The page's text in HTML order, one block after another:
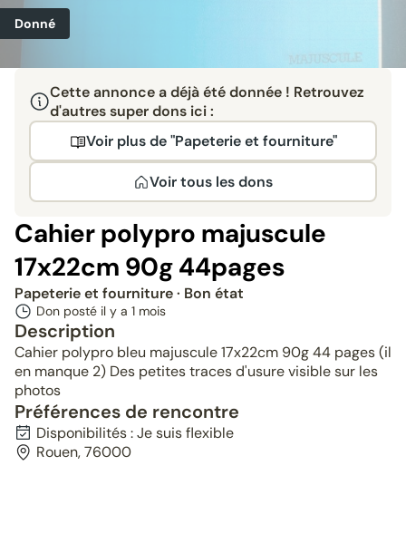
Donné
Cette annonce a déjà été donnée ! Retrouvez
d'autres super dons ici :
Voir plus de "Papeterie et fourniture"
Voir tous les dons
Cahier polypro majuscule
17x22cm 90g 44pages
Papeterie et fourniture· Bon état
Don posté il y a 1 mois
Description
Cahier polypro bleu majuscule 17x22cm 90g 44 pages (il
en manque 2) Des petites traces d'usure visible sur les
photos
Préférences de rencontre
Disponibilités : Je suis flexible
Rouen, 76000